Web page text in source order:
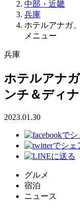
中部・近畿
兵庫
ホテルアナガ
メニュー
兵庫
ホテルアナ
ンチ＆ディ
2023.01.30
グルメ
宿泊
ニュース